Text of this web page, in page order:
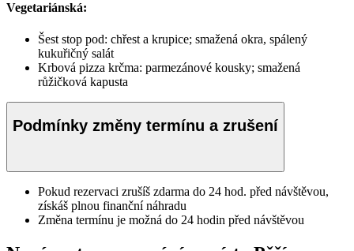
Vegetariánská:
Šest stop pod: chřest a krupice; smažená okra, spálený
kukuřičný salát
Krbová pizza krčma: parmezánové kousky; smažená
růžičková kapusta
Podmínky změny termínu a zrušení
Pokud rezervaci zrušíš zdarma do 24 hod. před návštěvou,
získáš plnou finanční náhradu
Změna termínu je možná do 24 hodin před návštěvou